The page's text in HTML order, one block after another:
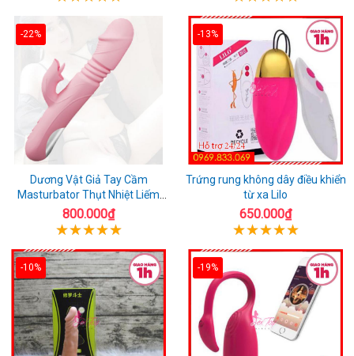
-22%
Dương Vật Giả Tay Cầm
Masturbator Thụt Nhiệt Liếm
Rung
800.000₫
-13%
Trứng rung không dây điều khiển
từ xa Lilo
650.000₫
-10% -19%